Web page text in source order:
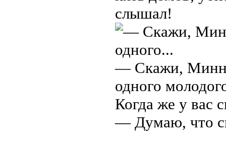
слышал!
— Скажи,
одного
Когда же у вас
— Думаю, что